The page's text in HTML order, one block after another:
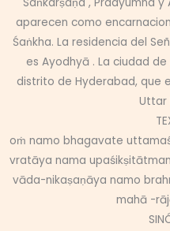
aparecen como
Śaṅkha. La residencia del
es Ayodhyā . La ciudad
distrito de Hyderabad, que
Uttar
oṁ namo bhagavate
vratāya nama
vāda-nikaṣaṇāya namo
mahā -